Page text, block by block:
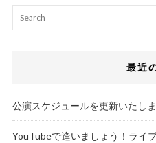
最近
公演スケジュールを更新いたしま
YouTubeで逢いましょう！ライ